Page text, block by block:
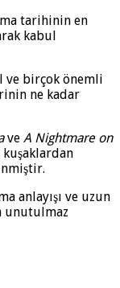
tarihinin en
kabul
ve birçok önemli
ne kadar
ve A Nightmare on
anlayışı ve uzun
unutulmaz